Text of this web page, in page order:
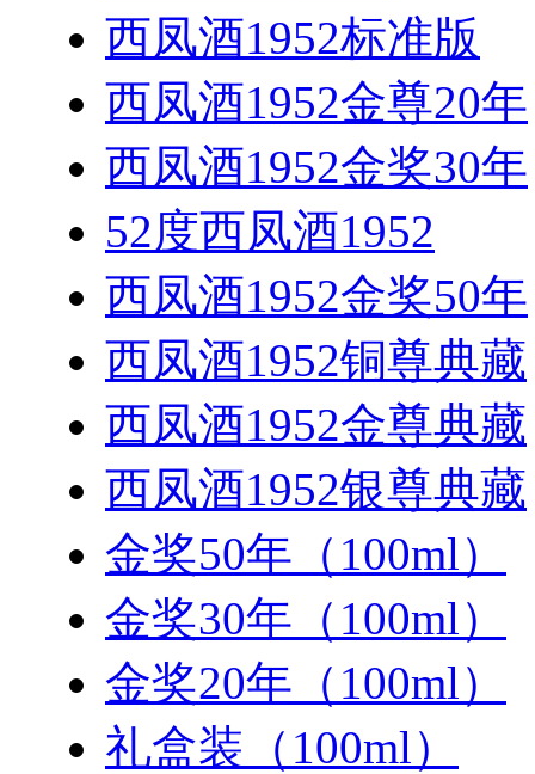
西凤酒1952标准版
西凤酒1952金尊20年
西凤酒1952金奖30年
52度西凤酒1952
西凤酒1952金奖50年
西凤酒1952铜尊典藏
西凤酒1952金尊典藏
西凤酒1952银尊典藏
金奖50年（100ml）
金奖30年（100ml）
金奖20年（100ml）
礼盒装（100ml）